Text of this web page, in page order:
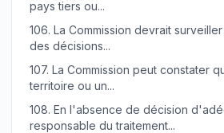
pays tiers ou...
106. La Commission devrait
des décisions...
107. La Commission peut constater
territoire ou un...
108. En l'absence de décision
responsable du traitement...